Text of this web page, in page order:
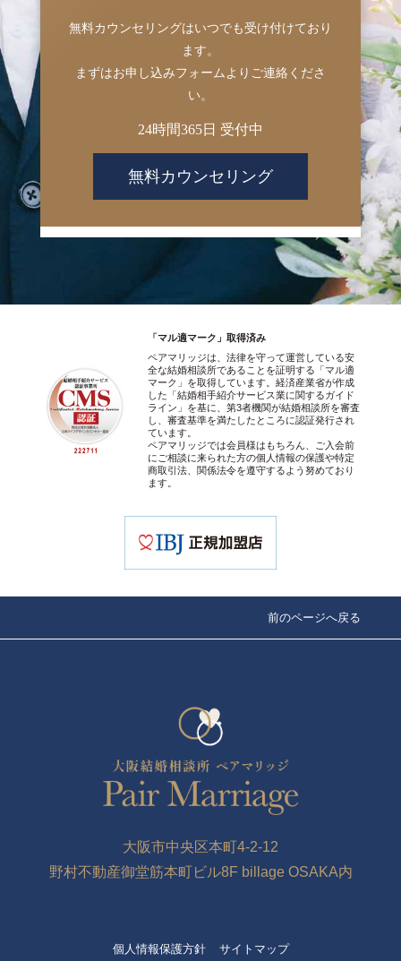
無料カウンセリングはいつでも受け付けており
ます。
まずはお申し込みフォームよりご連絡くださ
い。
24時間365日 受付中
無料カウンセリング
「マル適マーク」取得済み
ペアマリッジは、法律を守って運営している安
全な結婚相談所であることを証明する「マル適
マーク」を取得しています。経済産業省が作成
した「結婚相手紹介サービス業に関するガイド
ライン」を基に、第3者機関が結婚相談所を審査
し、審査基準を満たしたところに認証発行され
ています。
ペアマリッジでは会員様はもちろん、ご入会前
にご相談に来られた方の個人情報の保護や特定
商取引法、関係法令を遵守するよう努めており
ます。
前のページへ戻る
大阪市中央区本町4-2-12
野村不動産御堂筋本町ビル8F billage OSAKA内
個人情報保護方針 サイトマップ